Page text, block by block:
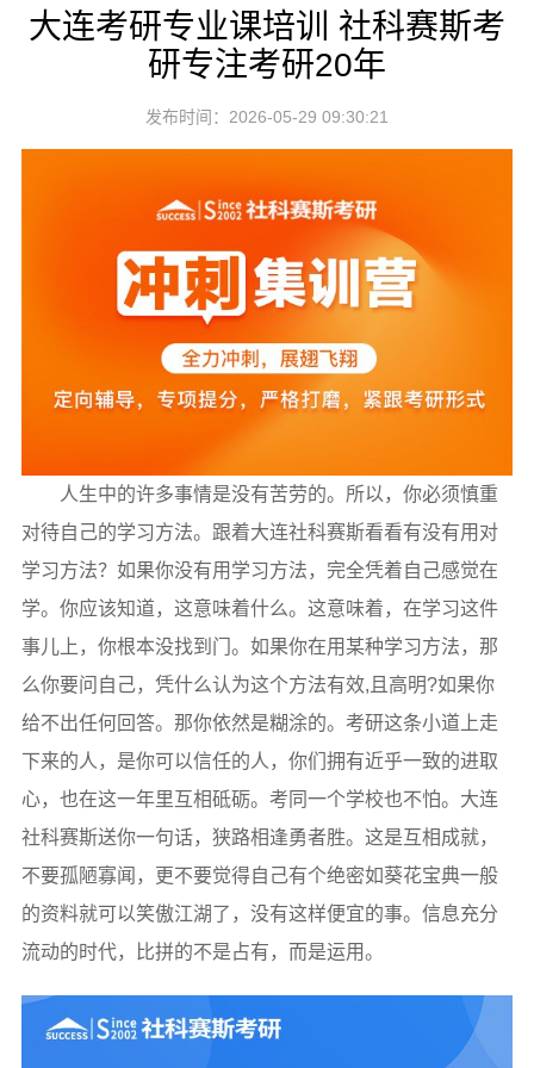
大连考研专业课培训 社科赛斯考
研专注考研20年
发布时间：2026-05-29 09:30:21
人生中的许多事情是没有苦劳的。所以，你必须慎重
对待自己的学习方法。跟着大连社科赛斯看看有没有用对
学习方法？如果你没有用学习方法，完全凭着自己感觉在
学。你应该知道，这意味着什么。这意味着，在学习这件
事儿上，你根本没找到门。如果你在用某种学习方法，那
么你要问自己，凭什么认为这个方法有效,且高明?如果你
给不出任何回答。那你依然是糊涂的。考研这条小道上走
下来的人，是你可以信任的人，你们拥有近乎一致的进取
心，也在这一年里互相砥砺。考同一个学校也不怕。大连
社科赛斯送你一句话，狭路相逢勇者胜。这是互相成就，
不要孤陋寡闻，更不要觉得自己有个绝密如葵花宝典一般
的资料就可以笑傲江湖了，没有这样便宜的事。信息充分
流动的时代，比拼的不是占有，而是运用。